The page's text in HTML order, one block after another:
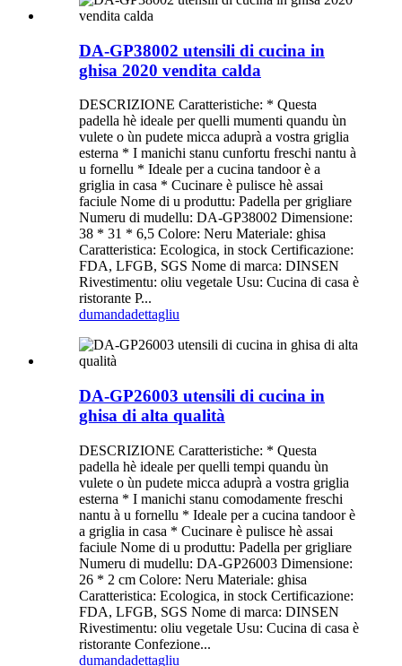
DA-GP38002 utensili di cucina in
ghisa 2020 vendita calda
DESCRIZIONE Caratteristiche: * Questa
padella hè ideale per quelli mumenti quandu ùn
vulete o ùn pudete micca aduprà a vostra griglia
esterna * I manichi stanu cunfortu freschi nantu à
u fornellu * Ideale per a cucina tandoor è a
griglia in casa * Cucinare è pulisce hè assai
faciule Nome di u produttu: Padella per grigliare
Numeru di mudellu: DA-GP38002 Dimensione:
38 * 31 * 6,5 Colore: Neru Materiale: ghisa
Caratteristica: Ecologica, in stock Certificazione:
FDA, LFGB, SGS Nome di marca: DINSEN
Rivestimentu: oliu vegetale Usu: Cucina di casa è
ristorante P...
dumandadettagliu
DA-GP26003 utensili di cucina in
ghisa di alta qualità
DESCRIZIONE Caratteristiche: * Questa
padella hè ideale per quelli tempi quandu ùn
vulete o ùn pudete micca aduprà a vostra griglia
esterna * I manichi stanu comodamente freschi
nantu à u fornellu * Ideale per a cucina tandoor è
a griglia in casa * Cucinare è pulisce hè assai
faciule Nome di u produttu: Padella per grigliare
Numeru di mudellu: DA-GP26003 Dimensione:
26 * 2 cm Colore: Neru Materiale: ghisa
Caratteristica: Ecologica, in stock Certificazione:
FDA, LFGB, SGS Nome di marca: DINSEN
Rivestimentu: oliu vegetale Usu: Cucina di casa è
ristorante Confezione...
dumandadettagliu